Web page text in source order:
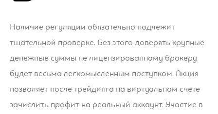
Наличие регуляции обязательно подлежит
тщательной проверке. Без этого доверять крупные
денежные суммы не лицензированному брокеру
будет весьма легкомысленным поступком. Акция
позволяет после трейдинга на виртуальном счете
зачислить профит на реальный аккаунт. Участие в